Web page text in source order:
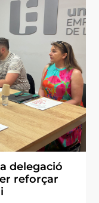
delegació
reforçar